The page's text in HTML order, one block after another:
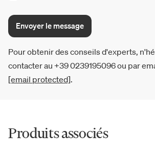
Envoyer le message
Pour obtenir des conseils d'experts,
contacter au +39 0239195096 ou par
[email protected].
Produits associés